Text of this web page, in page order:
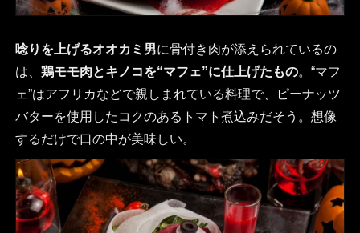
唸りを上げるオオカミ男に骨付き肉が添えられているの
は、 鶏モモ肉とキノコを“マフェ”に仕上げたもの。“マフ
ェ”はアフリカなどで親しまれている料理で、ピーナッツ
バターを使用したコクのあるトマト煮込みだそう。想像
するだけで口の中が美味しい。